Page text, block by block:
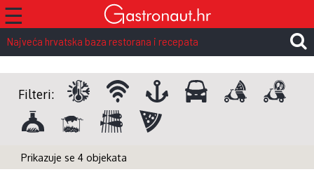
☰
Najveća hrvatska baza restorana i recepata
Filteri:
Prikazuje se 4 objekata